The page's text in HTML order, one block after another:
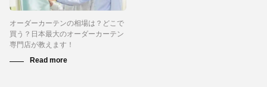
オーダーカーテンの相場は？どこで
買う？日本最大のオーダーカーテン
専門店が教えます！